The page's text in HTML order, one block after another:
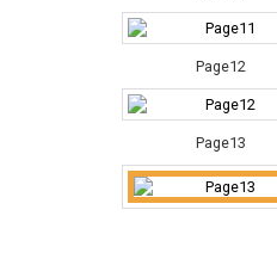
Page12
Page13